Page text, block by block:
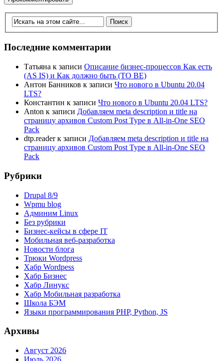
Последние комментарии
Татьяна к записи Описание бизнес-процессов Как есть
(AS IS) и Как должно быть (TO BE)
Антон Банников к записи Что нового в Ubuntu 20.04
LTS?
Константин к записи Что нового в Ubuntu 20.04 LTS?
Anton к записи Добавляем meta description и title на
страницу архивов Custom Post Type в All-in-One SEO
Pack
dtp.readerк записи Добавляем meta description и title на
страницу архивов Custom Post Type в All-in-One SEO
Pack
Рубрики
Drupal 8/9
Wpmu blog
Админим Linux
Без рубрики
Бизнес-кейсы в сфере IT
Мобильная веб-разработка
Новости блога
Трюки Wordpress
Хабр Wordpess
Хабр Бизнес
Хабр Линукс
Хабр Мобильная разработка
Школа БЭМ
Языки программирования PHP, Python, JS
Архивы
Август 2026
Июль 2026